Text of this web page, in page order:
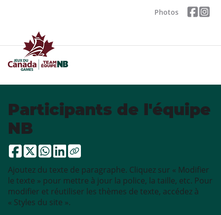
Photos
Participants de l'équipe
NB
Ajoutez du texte de paragraphe. Cliquez sur « Modifier
le texte » pour mettre à jour la police, la taille, etc. Pour
modifier et réutiliser les thèmes de texte, accédez à
« Styles du site ».